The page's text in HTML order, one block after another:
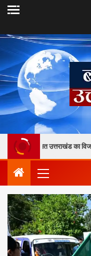
उत्तराखंड का विजन